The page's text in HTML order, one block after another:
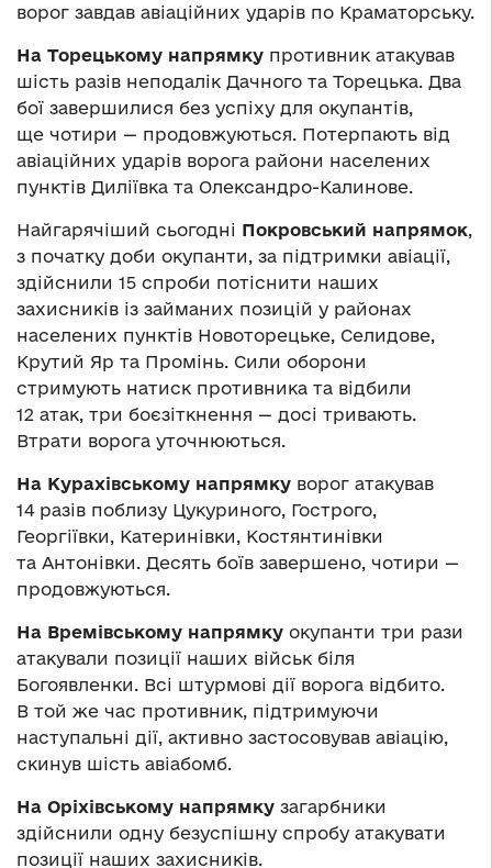
ворог завдав авіаційних ударів по Краматорську.
На Торецькому напрямку противник атакував
шість разів неподалік Дачного та Торецька. Два
бої завершилися без успіху для окупантів,
ще чотири — продовжуються. Потерпають від
авіаційних ударів ворога райони населених
пунктів Диліївка та Олександро-Калинове.
Найгарячіший сьогодні Покровський напрямок,
з початку доби окупанти, за підтримки авіації,
здійснили 15 спроби потіснити наших
захисників із займаних позицій у районах
населених пунктів Новоторецьке, Селидове,
Крутий Яр та Промінь. Сили оборони
стримують натиск противника та відбили
12 атак, три боєзіткнення — досі тривають.
Втрати ворога уточнюються.
На Курахівському напрямку ворог атакував
14 разів поблизу Цукуриного, Гострого,
Георгіївки, Катеринівки, Костянтинівки
та Антонівки. Десять боїв завершено, чотири —
продовжуються.
На Времівському напрямку окупанти три рази
атакували позиції наших військ біля
Богоявленки. Всі штурмові дії ворога відбито.
В той же час противник, підтримуючи
наступальні дії, активно застосовував авіацію,
скинув шість авіабомб.
На Оріхівському напрямку загарбники
здійснили одну безуспішну спробу атакувати
позиції наших захисників.